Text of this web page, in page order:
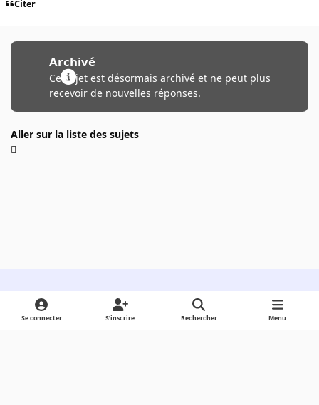
Citer
Archivé
Ce sujet est désormais archivé et ne peut plus
recevoir de nouvelles réponses.
Aller sur la liste des sujets
Light ModeDark ModeSystem Preference
Se connecter S’inscrire Rechercher Menu